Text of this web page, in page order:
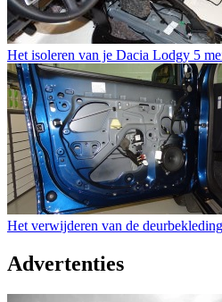
Het isoleren van je Dacia Lodgy 5
Het verwijderen van de deurbekleding
Advertenties